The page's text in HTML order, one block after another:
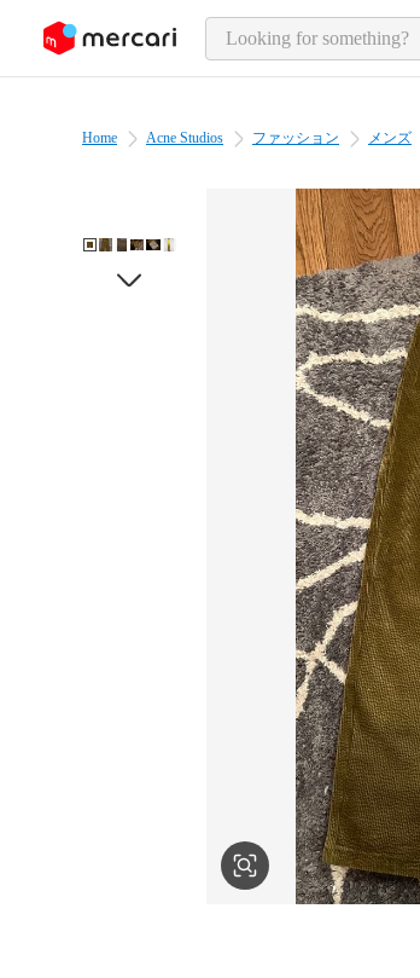
page content
Home Acne Studios ファッション メンズ